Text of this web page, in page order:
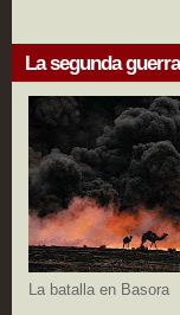
La segunda
La batalla en Basora